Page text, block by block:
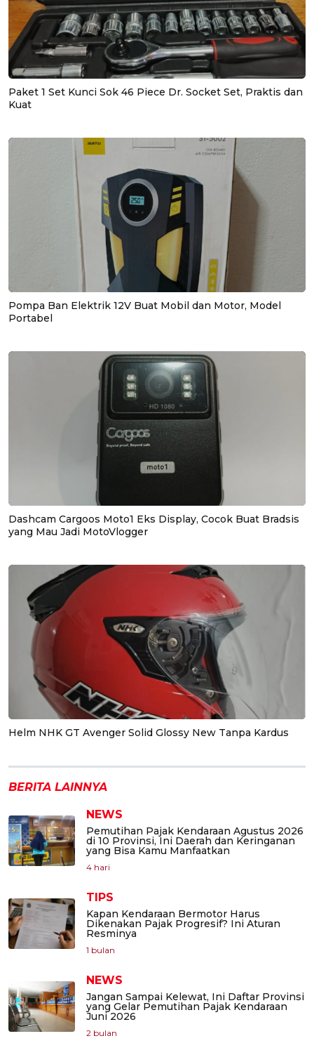
Paket 1 Set Kunci Sok 46 Piece Dr. Socket Set, Praktis dan
Kuat
Pompa Ban Elektrik 12V Buat Mobil dan Motor, Model
Portabel
Dashcam Cargoos Moto1 Eks Display, Cocok Buat Bradsis
yang Mau Jadi MotoVlogger
Helm NHK GT Avenger Solid Glossy New Tanpa Kardus
BERITA LAINNYA
NEWS
Pemutihan Pajak Kendaraan Agustus 2026
di 10 Provinsi, Ini Daerah dan Keringanan
yang Bisa Kamu Manfaatkan
4 hari
TIPS
Kapan Kendaraan Bermotor Harus
Dikenakan Pajak Progresif? Ini Aturan
Resminya
1 bulan
NEWS
Jangan Sampai Kelewat, Ini Daftar Provinsi
yang Gelar Pemutihan Pajak Kendaraan
Juni 2026
2 bulan